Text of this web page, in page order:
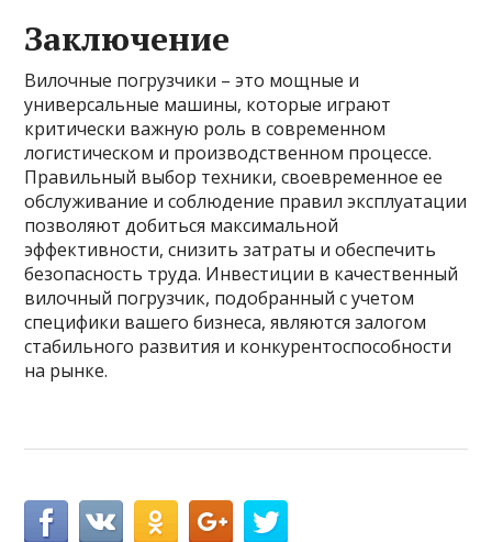
Заключение
Вилочные погрузчики – это мощные и
универсальные машины, которые играют
критически важную роль в современном
логистическом и производственном процессе.
Правильный выбор техники, своевременное ее
обслуживание и соблюдение правил эксплуатации
позволяют добиться максимальной
эффективности, снизить затраты и обеспечить
безопасность труда. Инвестиции в качественный
вилочный погрузчик, подобранный с учетом
специфики вашего бизнеса, являются залогом
стабильного развития и конкурентоспособности
на рынке.